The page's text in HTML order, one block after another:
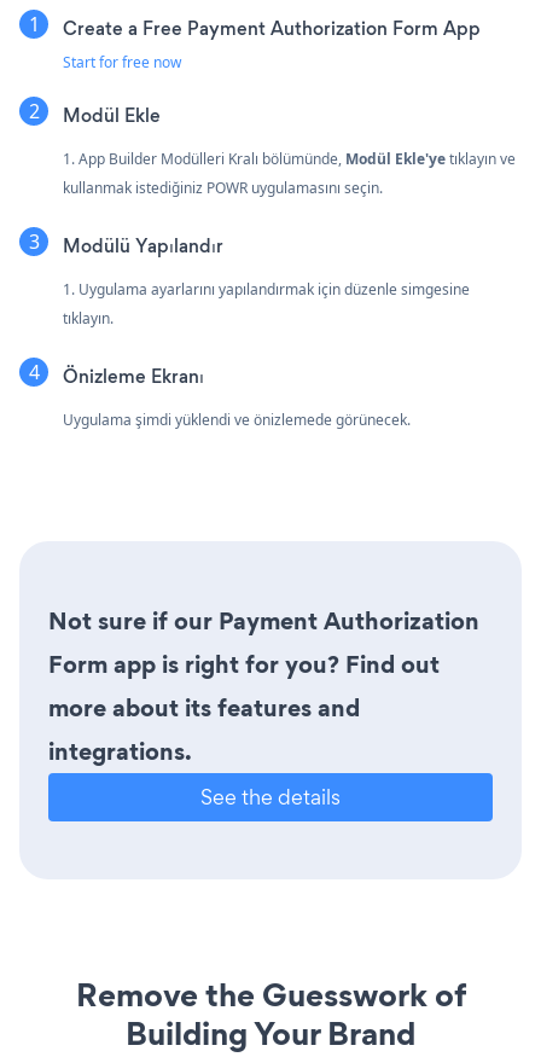
Create a Free Payment Authorization Form App
Start for free now
Modül Ekle
1. App Builder Modülleri Kralı bölümünde, Modül Ekle'yetıklayın ve
kullanmak istediğiniz POWR uygulamasını seçin.
Modülü Yapılandır
1. Uygulama ayarlarını yapılandırmak için düzenle simgesine
tıklayın.
Önizleme Ekranı
Uygulama şimdi yüklendi ve önizlemede görünecek.
Not sure if our Payment Authorization
Form app is right for you? Find out
more about its features and
integrations.
See the details
Remove the Guesswork of
Building Your Brand